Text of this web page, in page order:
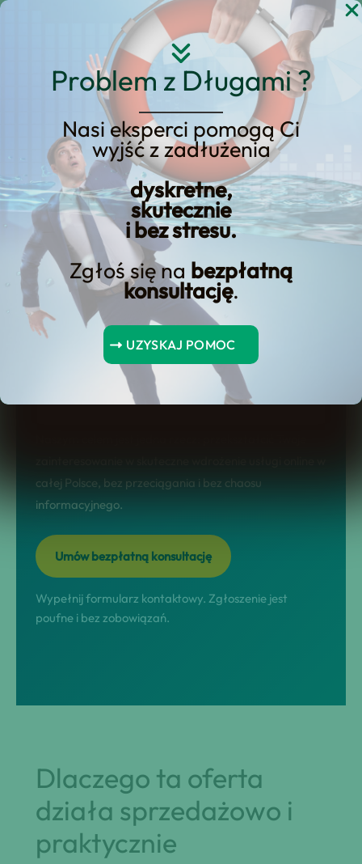
Problem z Długami ?
Nasi eksperci pomogą Ci
wyjść z zadłużenia
dyskretne,
skutecznie
i bez stresu.
Zgłoś się na bezpłatną
konsultację.
UZYSKAJ POMOC
Przejdź
KREDYT123.PL – OFERTA SPRZEDAŻOWA
Spłata Długu Po
Ogłoszeniu Upadłości
Szukasz rozwiązania typu spłata długu
po ogłoszeniu upadłości? Ta podstrona
została przebudowana jako landing
sprzedażowy: jasno pokazuje korzyści,
etapy współpracy, FAQ i konkretny CTA.
całej Polsce, bez przeciągania i bez chaosu
informacyjnego.
Umów bezpłatną konsultację
Wypełnij formularz kontaktowy. Zgłoszenie jest
poufne i bez zobowiązań.
Dlaczego ta oferta
działa sprzedażowo i
praktycznie